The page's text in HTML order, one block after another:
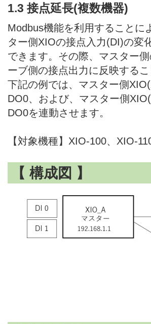
1.3 接点延長(複数機器)
Modbus機能を利用することに
ター側XIOの接点入力(DI)の変
できます。その際、マスター
ーブ側の接点出力に反映するこ
下記の例では、マスター側
DO0、および、マスター側
DO0を連動させます。
【対象機種】XIO-100、XIO-
【 構成図 】